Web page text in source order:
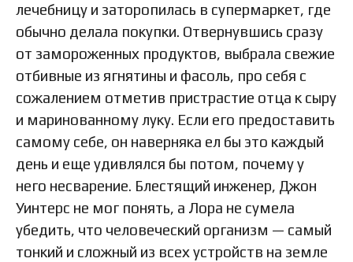
лечебницу и заторопилась в супермаркет, где
обычно делала покупки. Отвернувшись сразу
от замороженных продуктов, выбрала свежие
отбивные из ягнятины и фасоль, про себя с
сожалением отметив пристрастие отца к сыру
и маринованному луку. Если его предоставить
самому себе, он наверняка ел бы это каждый
день и еще удивлялся бы потом, почему у
него несварение. Блестящий инженер, Джон
Уинтерс не мог понять, а Лора не сумела
убедить, что человеческий организм — самый
тонкий и сложный из всех устройств на земле